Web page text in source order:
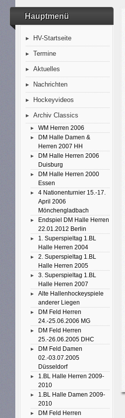
Hauptmenü
HV-Startseite
Termine
Aktuelles
Nachrichten
Hockeyvideos
Archiv Classics
WM Herren 2006
DM Halle Damen &
Herren 2007 HH
DM Halle Herren 2006
Duisburg
DM Halle Herren 2000
Essen
4 Nationenturnier 15.-17.
April 2006
Mönchengladbach
Endspiel DM Halle Herren
22.01.2012 Berlin
1. Superspieltag 1.BL
Halle Herren 2004
2. Superspieltag 1.BL
Halle Herren 2005
3. Superspieltag 1.BL
Halle Herren 2007
Alte Hallenhockeyspiele
anderer Liegen
DM Feld Herren
24.-25.06.2006 MG
DM Feld Herren
25.-26.06.2005 DHC
DM Feld Damen
02.-03.07.2005
Düsseldorf
1.BL Halle Herren 2009-
2010
1.BL Halle Damen 2009-
2010
DM Feld Herren